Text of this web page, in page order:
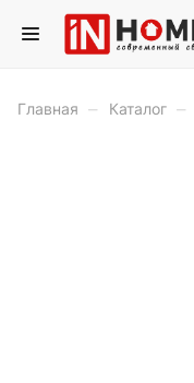
Главная – Каталог –